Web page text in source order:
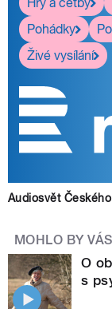
Pohádky
Živé vysílání
Audiosvět
MOHLO BY
O
s